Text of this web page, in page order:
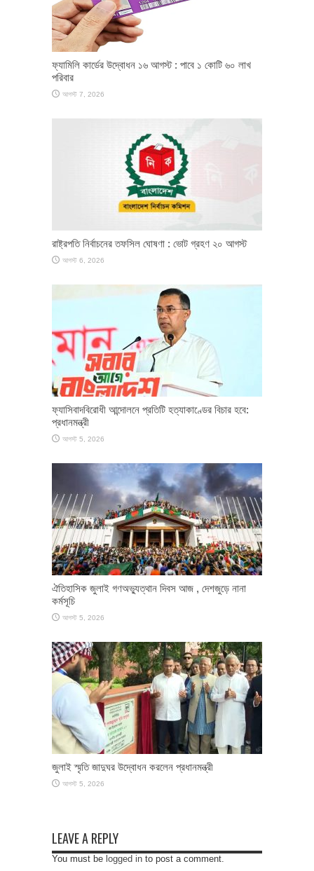
ফ্যামিলি কার্ডের উদ্বোধন ১৬ আগস্ট : পাবে ১ কোটি ৬০ লাখ
পরিবার
আগস্ট 7, 2026
রাষ্ট্রপতি নির্বাচনের তফসিল ঘোষণা : ভোট গ্রহণ ২০ আগস্ট
আগস্ট 6, 2026
ফ্যাসিবাদবিরোধী আন্দোলনে প্রতিটি হত্যাকাণ্ডের বিচার হবে:
প্রধানমন্ত্রী
আগস্ট 5, 2026
ঐতিহাসিক জুলাই গণঅভ্যুত্থান দিবস আজ , দেশজুড়ে নানা
কর্মসূচি
আগস্ট 5, 2026
জুলাই স্মৃতি জাদুঘর উদ্বোধন করলেন প্রধানমন্ত্রী
আগস্ট 5, 2026
LEAVE A REPLY
You must be logged in to post a comment.